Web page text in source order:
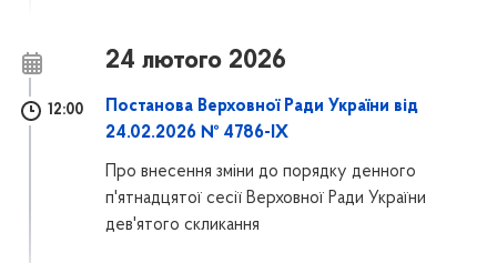
24 лютого 2026
12:00
Постанова Верховної Ради України від
24.02.2026 № 4786-IX
Про внесення зміни до порядку денного
п'ятнадцятої сесії Верховної Ради України
дев'ятого скликання